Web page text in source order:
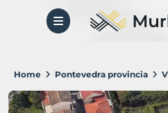
Home Pontevedra provincia